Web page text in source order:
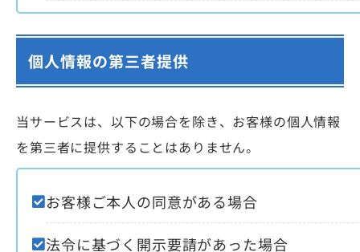
個人情報の第三者提供
当サービスは、以下の場合を除き、お客様の個人情報
を第三者に提供することはありません。
お客様ご本人の同意がある場合
法令に基づく開示要請があった場合